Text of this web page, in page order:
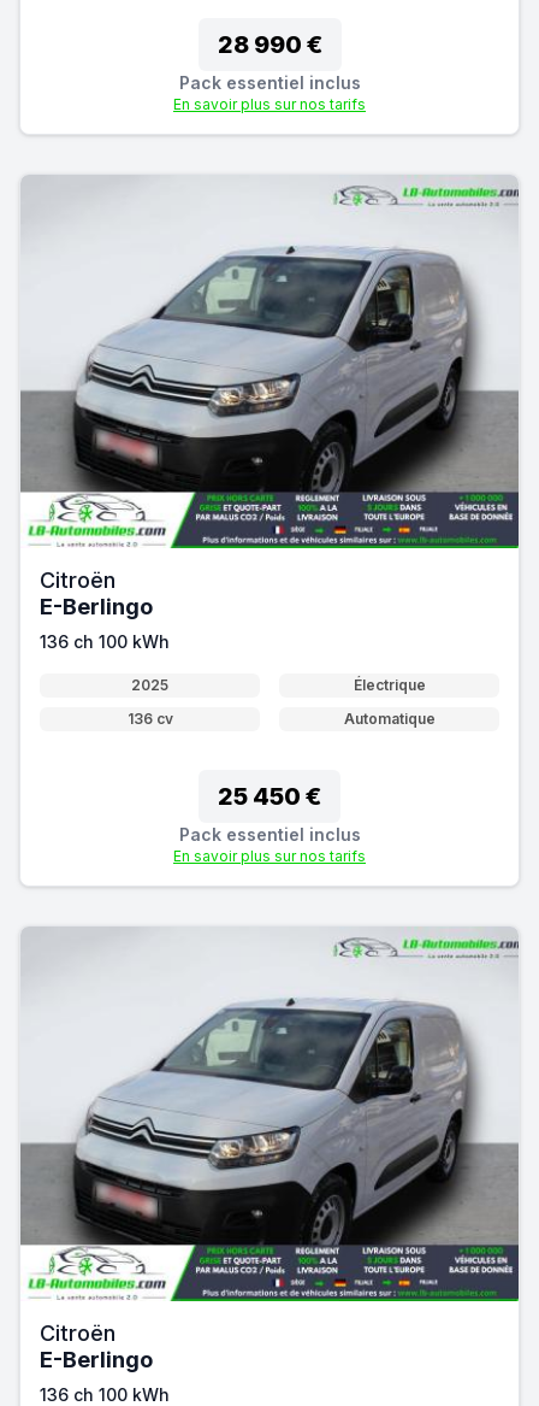
28 990 €
Pack essentiel inclus
En savoir plus sur nos tarifs
Citroën
E-Berlingo
136 ch 100 kWh
2025
Électrique
136 cv
Automatique
25 450 €
Pack essentiel inclus
En savoir plus sur nos tarifs
Citroën
E-Berlingo
136 ch 100 kWh